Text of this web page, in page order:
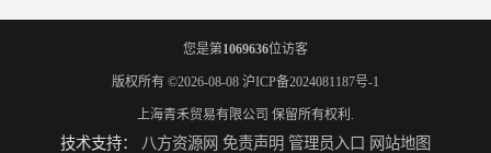
您是第1069636位访客
版权所有 ©2026-08-08 沪ICP备2024081187号-1
上海青禾贸易有限公司 保留所有权利.
技术支持： 八方资源网 免责声明 管理员入口 网站地图